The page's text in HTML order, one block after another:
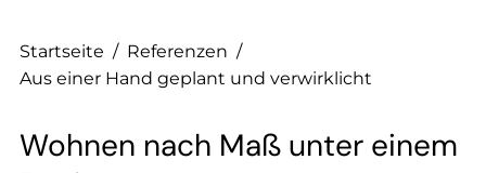
Startseite / Referenzen /
Aus einer Hand geplant und verwirklicht
Wohnen nach Maß unter einem